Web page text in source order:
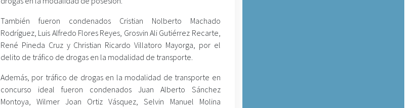
También fueron condenados Cristian Nolberto Machado
Rodríguez, Luis Alfredo Flores Reyes, Grosvin Ali Gutiérrez Recarte,
René Pineda Cruz y Christian Ricardo Villatoro Mayorga, por el
delito de tráfico de drogas en la modalidad de transporte.
Además, por tráfico de drogas en la modalidad de transporte en
concurso ideal fueron condenados Juan Alberto Sánchez
Montoya, Wilmer Joan Ortiz Vásquez, Selvin Manuel Molina